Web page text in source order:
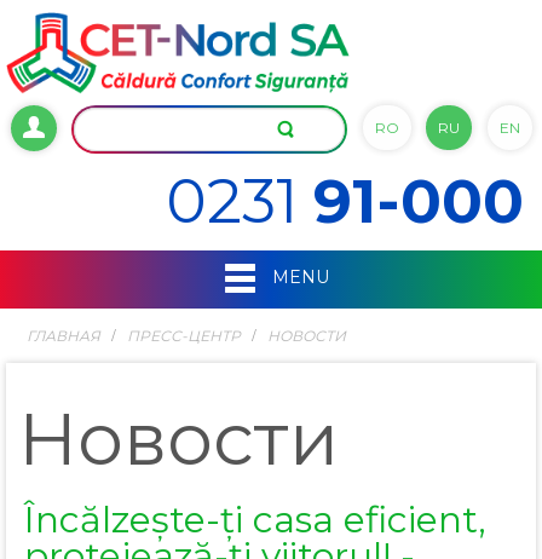
RO RU EN
0231 91-000
MENU
ГЛАВНАЯ ПРЕСС-ЦЕНТР НОВОСТИ
Новости
Încălzește-ți casa eficient,